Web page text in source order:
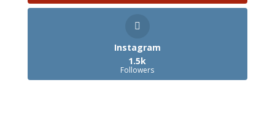
Instagram
1.5k
Followers